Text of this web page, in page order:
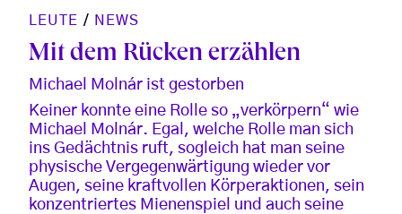
LEUTE / NEWS
Mit dem Rücken erzählen
Michael Molnár ist gestorben
Keiner konnte eine Rolle so „verkörpern“ wie
Michael Molnár. Egal, welche Rolle man sich
ins Gedächtnis ruft, sogleich hat man seine
physische Vergegenwärtigung wieder vor
Augen, seine kraftvollen Körperaktionen, sein
konzentriertes Mienenspiel und auch seine